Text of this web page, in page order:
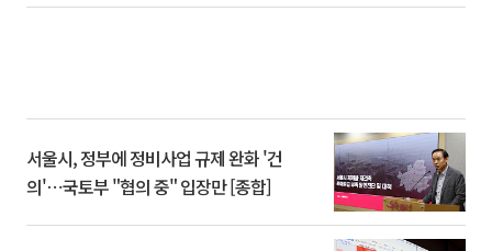
서울시, 정부에 정비사업 규제 완화 '건
의'⋯국토부 "협의 중" 입장만 [종합]